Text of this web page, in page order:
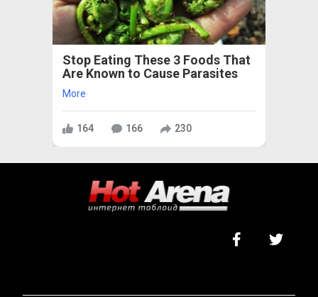
Stop Eating These 3 Foods That
Are Known to Cause Parasites
More
164 166 230